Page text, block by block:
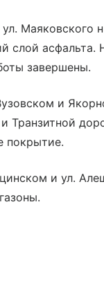
Маяковского
слой асфальта.
завершены.
и
Транзитной
покрытие.
и ул.